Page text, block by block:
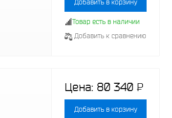
Добавить в корзину
Товар есть в наличии
Добавить к сравнению
Цена: 80 340 P
-
Добавить в корзину